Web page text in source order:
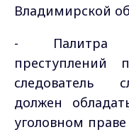
Владимирской
-
преступлений
следователь
должен
уголовном